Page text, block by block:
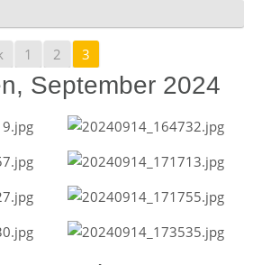
1 2 3
September 2024